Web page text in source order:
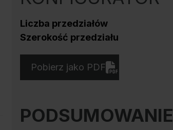
Liczba przedziałów
Szerokość przedziału
Pobierz jako PDF
PODSUMOWANIE